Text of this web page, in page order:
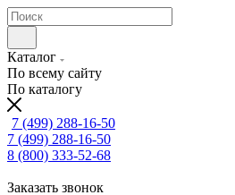
Каталог
По всему сайту
По каталогу
7 (499) 288-16-50
7 (499) 288-16-50
8 (800) 333-52-68
Заказать звонок